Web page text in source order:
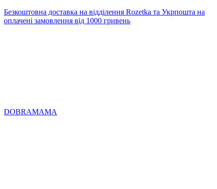
Безкоштовна доставка на відділення Rozetka та Укрпошта на
оплачені замовлення від 1000 гривень
DOBRAMAMA